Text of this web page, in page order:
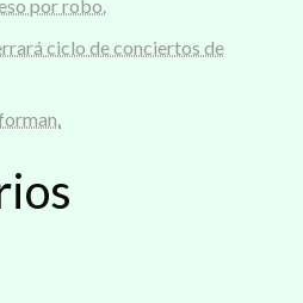
por robo.
ciclo de conciertos de